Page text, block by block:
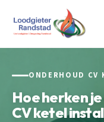
ONDERHOUD CV
Hoe herken
CV ketel